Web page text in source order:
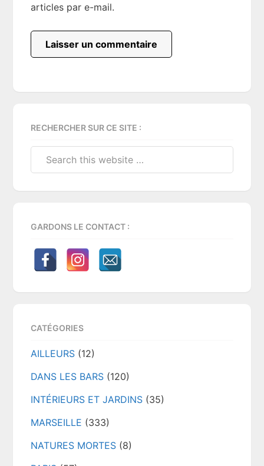
articles par e-mail.
Sidebar
RECHERCHER SUR CE SITE :
GARDONS LE CONTACT :
CATÉGORIES
AILLEURS (12)
DANS LES BARS (120)
INTÉRIEURS ET JARDINS (35)
MARSEILLE (333)
NATURES MORTES (8)